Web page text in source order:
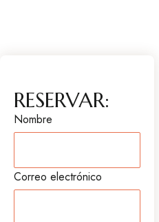
RESERVAR:
Nombre
Correo electrónico